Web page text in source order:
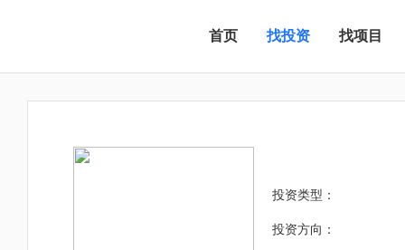
首页 找投资 找项目
投资类型：
投资方向：